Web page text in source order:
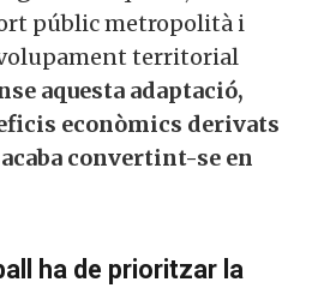
públic metropolità i
territorial
aquesta adaptació,
econòmics derivats
convertint-se en
ha de prioritzar la